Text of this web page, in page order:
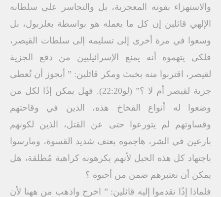
والاستهزاء بقوته المعجزية، بل والتجاسر على سلطانه
الإلهي قائلين إن كل ما يعمله هو بواسطة بعلزبول، بل
وسعوا في مرة أخرى إلى تسليمه إلى سلطات القيصر،
فلكي يتهموه أنه يمنع الإسرائيليين من دفع الجزية
لقيصر، اقتربوا منه بخبث ومكر قائلين: ” أيجوز أن تُعطى
جزية لقيصر أم لا ؟” (لو22:20). فهل يمكن إذًا لكل من
وضعوا له أنواع الفخاخ هذه، الذين في وقاحتهم
وقساوتهم لم يتورعوا حتى عن القتل، الذين لكونهم
بارعين في الشر، هاجموه بعنف شديد القسوة، ومارسوا
باجتهاد كل هذه الحيل لأنهم يكرهونه كراهية مُطلقة، هل
يمكن أن نعتبرهم ضمن من أحبوه ؟
فلماذا إذًا تقدموا إليه قائلين: ” اخرج واذهب من ههنا لأن